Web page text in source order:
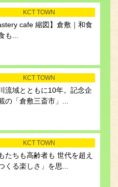
KCT TOWN
cafe 縮図】倉敷｜和食
も...
KCT TOWN
流域とともに10年。記念企
の「倉敷三斎市」...
KCT TOWN
たちも高齢者も 世代を超え
くる楽しさ」を思...